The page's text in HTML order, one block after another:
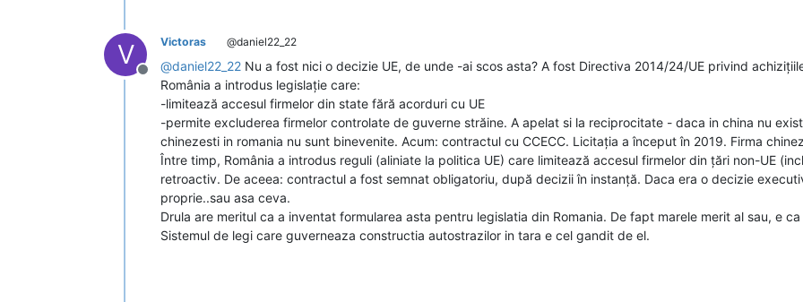
V
Deconectat
Victoras @daniel22_22
@daniel22_22 Nu a fost nici o decizie UE, de unde -ai scos asta? A fost Directiva 2014/24/UE privind
România a introdus legislație care:
-limitează accesul firmelor din state fără acorduri cu UE
-permite excluderea firmelor controlate de guverne străine. A apelat si la reciprocitate - daca in china nu
chinezesti in romania nu sunt binevenite. Acum: contractul cu CCECC. Licitația a început în 2019. Firma
Între timp, România a introdus reguli (aliniate la politica UE) care limitează accesul firmelor din țări non-UE
retroactiv. De aceea: contractul a fost semnat obligatoriu, după decizii în instanță. Daca era o decizie
proprie..sau asa ceva.
Drula are meritul ca a inventat formularea asta pentru legislatia din Romania. De fapt marele merit al sau, e
Sistemul de legi care guverneaza constructia autostrazilor in tara e cel gandit de el.